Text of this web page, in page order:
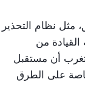
مثل نظام التحذير
من
أن مستقبل
على الطرق